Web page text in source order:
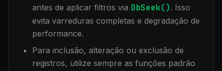
antes de aplicar filtros via DbSeek(). Isso
evita varreduras completas e degradação de
performance.
Para inclusão, alteração ou exclusão de
registros, utilize sempre as funções padrão